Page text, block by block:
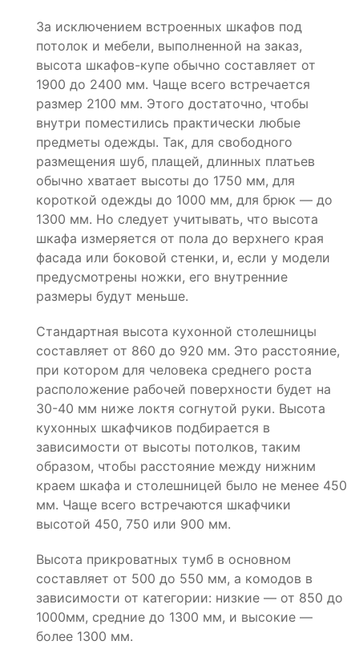
За исключением встроенных шкафов под
потолок и мебели, выполненной на заказ,
высота шкафов-купе обычно составляет от
1900 до 2400 мм. Чаще всего встречается
размер 2100 мм. Этого достаточно, чтобы
внутри поместились практически любые
предметы одежды. Так, для свободного
размещения шуб, плащей, длинных платьев
обычно хватает высоты до 1750 мм, для
короткой одежды до 1000 мм, для брюк — до
1300 мм. Но следует учитывать, что высота
шкафа измеряется от пола до верхнего края
фасада или боковой стенки, и, если у модели
предусмотрены ножки, его внутренние
размеры будут меньше.
Стандартная высота кухонной столешницы
составляет от 860 до 920 мм. Это расстояние,
при котором для человека среднего роста
расположение рабочей поверхности будет на
30-40 мм ниже локтя согнутой руки. Высота
кухонных шкафчиков подбирается в
зависимости от высоты потолков, таким
образом, чтобы расстояние между нижним
краем шкафа и столешницей было не менее 450
мм. Чаще всего встречаются шкафчики
высотой 450, 750 или 900 мм.
Высота прикроватных тумб в основном
составляет от 500 до 550 мм, а комодов в
зависимости от категории: низкие — от 850 до
1000мм, средние до 1300 мм, и высокие —
более 1300 мм.